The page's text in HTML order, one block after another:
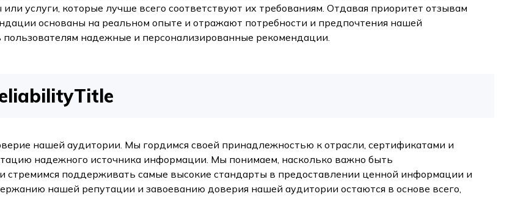
услуги, которые лучше всего соответствуют их требованиям. Отдавая приоритет отзывам
основаны на реальном опыте и отражают потребности и предпочтения нашей
надежные и персонализированные рекомендации.
нашей аудитории. Мы гордимся своей принадлежностью к отрасли, сертификатами и
надежного источника информации. Мы понимаем, насколько важно быть
поддерживать самые высокие стандарты в предоставлении ценной информации и
нашей репутации и завоеванию доверия нашей аудитории остаются в основе всего,